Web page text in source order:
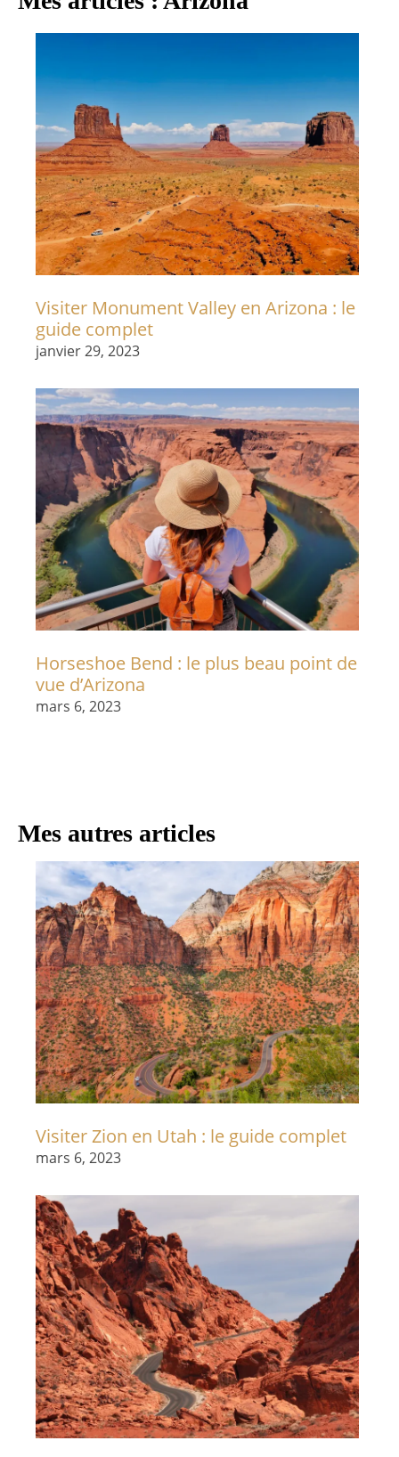
Visiter Monument Valley en Arizona : le
guide complet
janvier 29, 2023
Horseshoe Bend : le plus beau point de
vue d’Arizona
mars 6, 2023
Mes autres articles
Visiter Zion en Utah : le guide complet
mars 6, 2023